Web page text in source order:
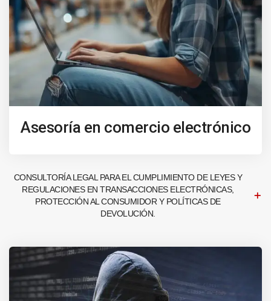
Asesoría en comercio electrónico
CONSULTORÍA LEGAL PARA EL CUMPLIMIENTO DE LEYES Y
REGULACIONES EN TRANSACCIONES ELECTRÓNICAS,
PROTECCIÓN AL CONSUMIDOR Y POLÍTICAS DE
DEVOLUCIÓN.